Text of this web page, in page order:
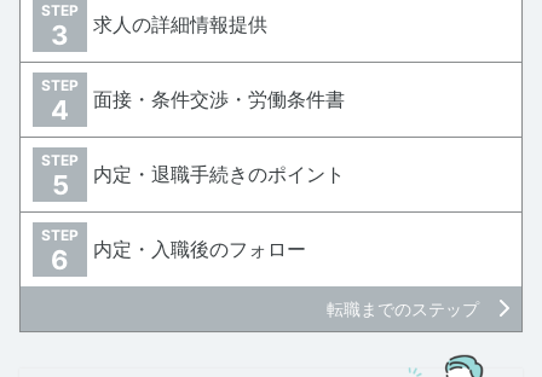
STEP
3 求人の詳細情報提供
STEP
4 面接・条件交渉・労働条件書
STEP
5 内定・退職手続きのポイント
STEP
6 内定・入職後のフォロー
転職までのステップ